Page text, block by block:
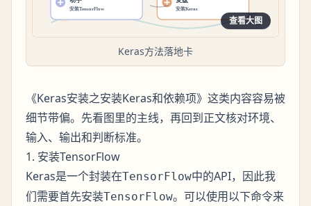
查看大图
Keras方法落地卡
《Keras安装之安装Keras和依赖项》这类内容容易被
细节带偏。先看图里的主线，再回到正文核对环境、
输入、输出和判断标准。
1. 安装TensorFlow
Keras是一个封装在TensorFlow中的API，因此我
们需要首先安装TensorFlow。可以使用以下命令来